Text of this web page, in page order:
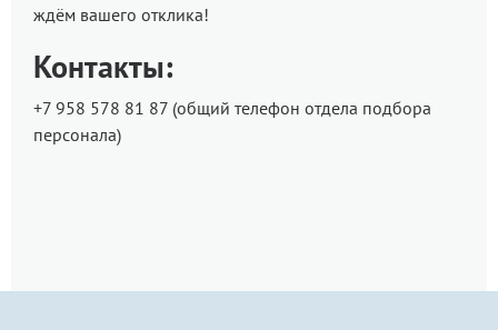
ждём вашего отклика!
Контакты:
+7 958 578 81 87 (общий телефон отдела подбора
персонала)